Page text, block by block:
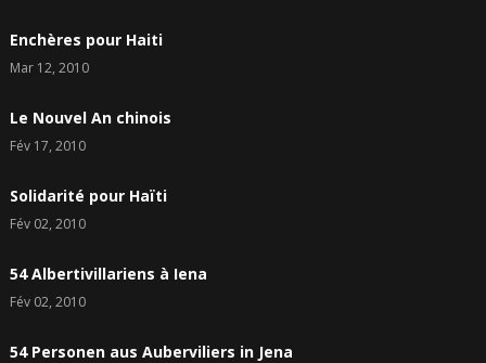
Enchères pour Haiti
Mar 12, 2010
Le Nouvel An chinois
Fév 17, 2010
Solidarité pour Haïti
Fév 02, 2010
54 Albertivillariens à Iena
Fév 02, 2010
54 Personen aus Auberviliers in Jena